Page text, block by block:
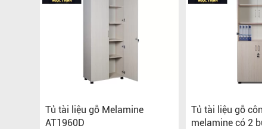
Tủ tài liệu gỗ Melamine
AT1960D
Tủ tài liệu gỗ
melamine có 2